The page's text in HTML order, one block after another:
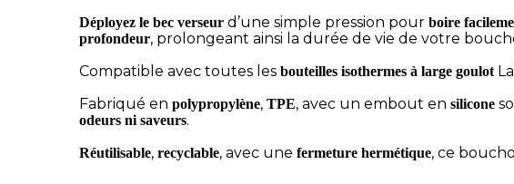
Déployez le bec verseur d’une simple pression pour boire
profondeur, prolongeant ainsi la durée de vie de votre
Compatible avec toutes les bouteilles isothermes à large goulot
Fabriqué en polypropylène, TPE, avec un embout en silicone
odeurs ni saveurs.
Réutilisable, recyclable, avec une fermeture hermétique, ce